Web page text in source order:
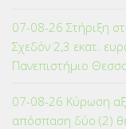
07-08-26 Στήριξη
Σχεδόν 2,3 εκατ.
Πανεπιστήμιο
07-08-26 Κύρωση
απόσπαση δύο (2)